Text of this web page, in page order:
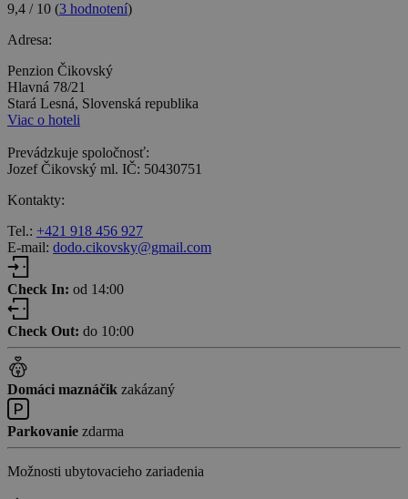
9,4 / 10 (3 hodnotení)
Adresa:
Penzion Čikovský
Hlavná 78/21
Stará Lesná, Slovenská republika
Viac o hoteli
Prevádzkuje spoločnosť:
Jozef Čikovský ml. IČ: 50430751
Kontakty:
Tel.: +421 918 456 927
E-mail: dodo.cikovsky@gmail.com
Check In: od 14:00
Check Out: do 10:00
Domáci maznáčik zakázaný
Parkovanie zdarma
Možnosti ubytovacieho zariadenia